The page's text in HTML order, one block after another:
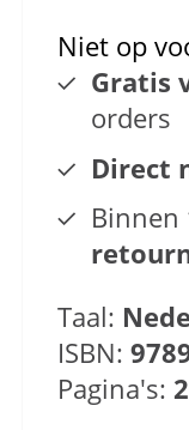
Niet op
Gratis
orders
Direct
Binnen
Taal:
ISBN:
Pagina's: